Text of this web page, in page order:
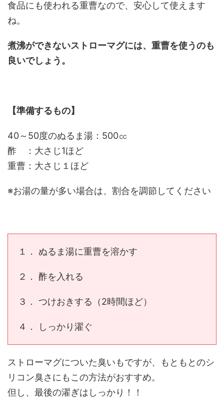
食品にも使われる重曹なので、安心して使えます
ね。
煮沸ができないストローマグには、重曹を使うのも
良いでしょう。
【準備するもの】
40～50度のぬるま湯：500㏄
酢 ：大さじ1ほど
重曹：大さじ１ほど
※お湯の量が多い場合は、割合を調節してください
１． ぬるま湯に重曹を溶かす
２． 酢を入れる
３． つけおきする（2時間ほど）
４． しっかり濯ぐ
ストローマグについた臭いもですが、もともとのシ
リコン臭さにもこの方法がおすすめ。
但し、最後の濯ぎはしっかり！！